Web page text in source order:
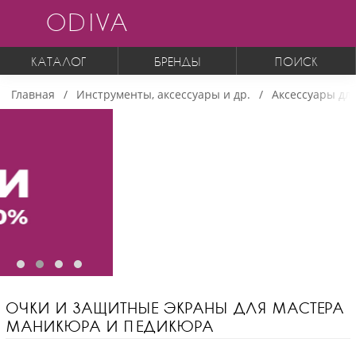
ODIVA
КАТАЛОГ БРЕНДЫ ПОИСК
Главная Инструменты, аксессуары и др. Аксессуары
ОЧКИ И ЗАЩИТНЫЕ ЭКРАНЫ ДЛЯ МАСТЕРА
МАНИКЮРА И ПЕДИКЮРА